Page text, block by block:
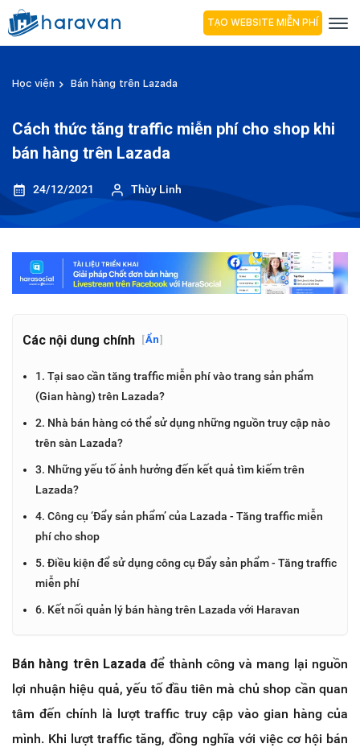
TẠO WEBSITE MIỄN PHÍ
Học viện Bán hàng trên Lazada
Cách thức tăng traffic miễn phí cho shop khi
bán hàng trên Lazada
24/12/2021 Thùy Linh
Các nội dung chính [Ẩn]
1. Tại sao cần tăng traffic miễn phí vào trang sản phẩm
(Gian hàng) trên Lazada?
2. Nhà bán hàng có thể sử dụng những nguồn truy cập nào
trên sàn Lazada?
3. Những yếu tố ảnh hưởng đến kết quả tìm kiếm trên
Lazada?
4. Công cụ ‘Đẩy sản phẩm’ của Lazada - Tăng traffic miễn
phí cho shop
5. Điều kiện để sử dụng công cụ Đẩy sản phẩm - Tăng traffic
miễn phí
6. Kết nối quản lý bán hàng trên Lazada với Haravan
Bán hàng trên Lazada để thành công và mang lại nguồn
lợi nhuận hiệu quả, yếu tố đầu tiên mà chủ shop cần quan
tâm đến chính là lượt traffic truy cập vào gian hàng của
mình. Khi lượt traffic tăng, đồng nghĩa với việc cơ hội bán